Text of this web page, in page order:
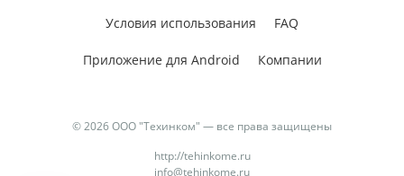
© 2026 ООО "Техинком" — все права защищены
http://tehinkome.ru
info@tehinkome.ru
Условия использования FAQ
Приложение для Android Компании